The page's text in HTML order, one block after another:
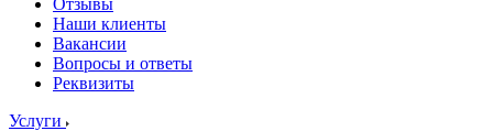
Отзывы
Наши клиенты
Вакансии
Вопросы и ответы
Реквизиты
Услуги